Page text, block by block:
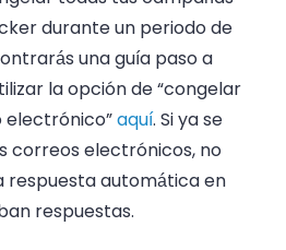
durante un periodo de
una guía paso a
la opción de “congelar
aquí. Si ya se
correos electrónicos, no
respuesta automática en
respuestas.